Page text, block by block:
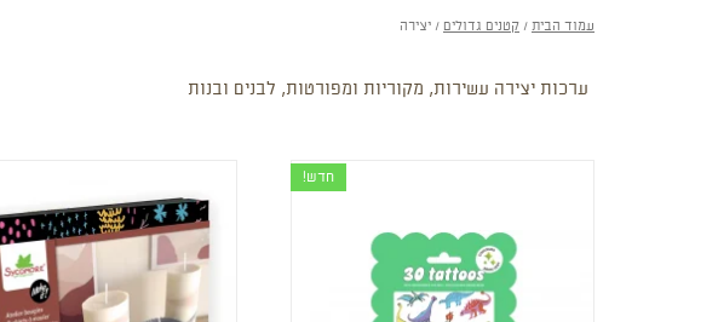
עמוד הבית / קטנים גדולים / יצירה
ערכות יצירה עשירות, מקוריות ומפורטות, לבנים ובנות
חדש!